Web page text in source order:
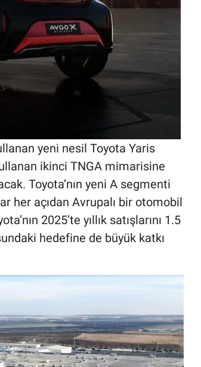
yeni nesil Toyota Yaris
ikinci TNGA mimarisine
Toyota’nın yeni A segmenti
her açıdan Avrupalı bir otomobil
2025’te yıllık satışlarını 1.5
hedefine de büyük katkı